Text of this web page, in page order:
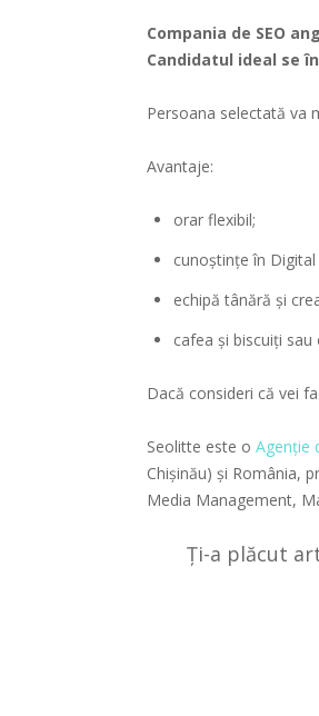
Compania de SEO
Candidatul ideal se
Persoana selectată va
Avantaje:
orar flexibil;
cunoştinţe în
echipă tânără şi
cafea şi biscuiţi
Dacă consideri că vei
Seolitte este o Agenție
Chișinău) și România,
Media Management,
Ți-a plăcut